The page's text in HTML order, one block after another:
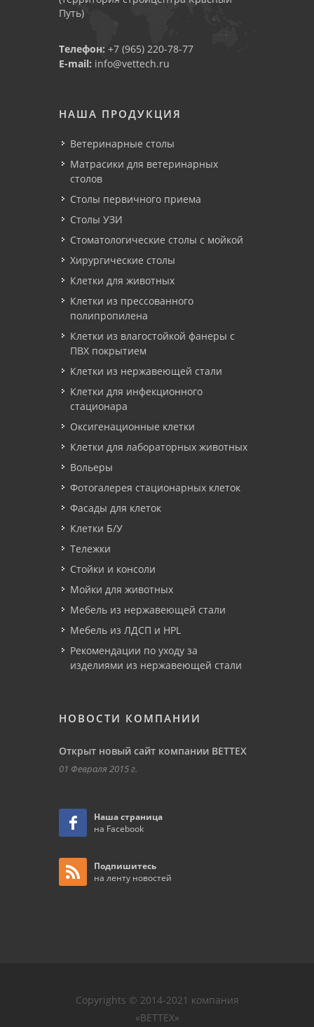
Путь)
Телефон: +7 (965) 220-78-77
E-mail: info@vettech.ru
НАША ПРОДУКЦИЯ
Ветеринарные столы
Матрасики для ветеринарных
столов
Столы первичного приема
Столы УЗИ
Стоматологические столы с мойкой
Хирургические столы
Клетки для животных
Клетки из прессованного
полипропилена
Клетки из влагостойкой фанеры с
ПВХ покрытием
Клетки из нержавеющей стали
Клетки для инфекционного
стационара
Оксигенационные клетки
Клетки для лабораторных животных
Вольеры
Фотогалерея стационарных клеток
Фасады для клеток
Клетки Б/У
Тележки
Стойки и консоли
Мойки для животных
Мебель из нержавеющей стали
Мебель из ЛДСП и HPL
Рекомендации по уходу за
изделиями из нержавеющей стали
НОВОСТИ КОМПАНИИ
Открыт новый сайт компании ВЕТТЕХ
01 Февраля 2015 г.
Наша страница
на Facebook
Подпишитесь
на ленту новостей
Copyrights © 2014-2021 компания
«ВЕТТЕХ»